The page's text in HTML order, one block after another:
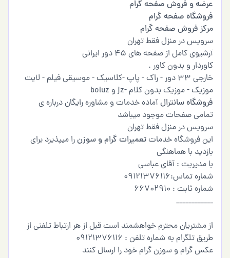
عرضه و فروش صفحه گرام
فروشگاه صفحه گرام
مرکز فروش صفحه گرام
سرویس در منزل فقط تهران
آرشیوی کامل از صفحه های 45 دور ایرانی
کاوردار و بدون کاور .
خارجی 33 دور - راک - پاپ -کلاسیک - موسیقی فیلم - لایت
موزیک - موزیک بدون کلام -jz و boluz
فروشگاه سانترالآماده خدمات و مشاوره رایگان درباره ی
تمامی صفحات موجود میباشد
سرویس در منزل فقط تهران
این فروشگاه خدماتتعمیرات گرام و سوزنرا میپذیرد برای
بازدید با هماهنگی
با مدیریت : آقای عباسی
شماره تماس:09121376116
شماره ثابت : 66702910
____________
از مشتریان محترم خواهشمند است قبل از هر ارتباط تلفنی از
طریق تلگرام به شماره تلفن : 09121376116
عکس گرام و سوزن گرام خود را ارسال کنند